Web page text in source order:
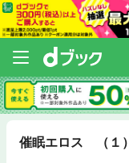
催眠エロス （１）